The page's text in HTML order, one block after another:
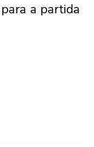
a partida